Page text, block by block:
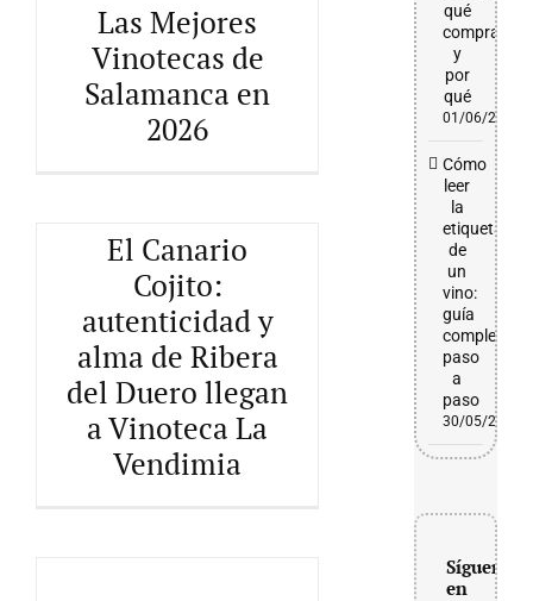
Las Mejores Vinotecas de
Salamanca en 2026
Las Mejores
Vinotecas de
Salamanca en
2026
El Canario Cojito:
autenticidad y alma de
Ribera del Duero llegan a
Vinoteca La Vendimia
El Canario
Cojito:
autenticidad y
alma de Ribera
del Duero llegan
a Vinoteca La
Vendimia
qué
comprar
y
por
qué
01/06/2026
Cómo
leer
la
etiqueta
de
un
vino:
guía
completa
paso
a
paso
30/05/2026
Síguenos
en